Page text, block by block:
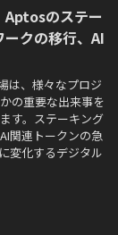
Aptosのステー
クの移行、AI
は、様々なプロジ
の重要な出来事を
す。ステーキング
関連トークンの急
変化するデジタル